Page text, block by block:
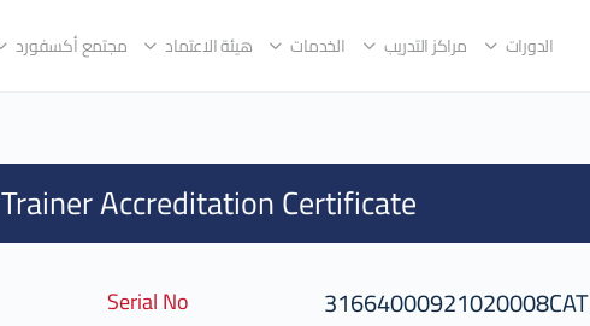
الدورات مراكز التدريب الخدمات هيئة الاعتماد مجتمع أكسفورد
Trainer Accreditation Certificate
Serial No 31664000921020008CAT